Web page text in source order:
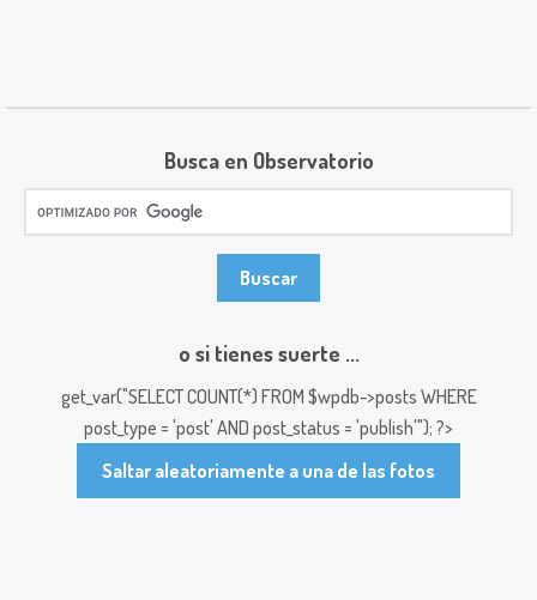
Busca en Observatorio
o si tienes suerte ...
get_var("SELECT COUNT(*) FROM $wpdb->posts WHERE
post_type = 'post' AND post_status = 'publish'"); ?>
Saltar aleatoriamente a una de las fotos